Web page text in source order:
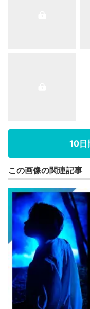
10日
この画像の関連記事